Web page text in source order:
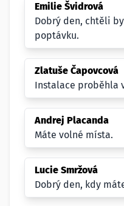
Emilie Švidrová
Dobrý den, chtěli
poptávku.
Zlatuše Čapovcová
Instalace proběhla
Andrej Placanda
Máte volné místa.
Lucie Smržová
Dobrý den, kdy